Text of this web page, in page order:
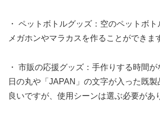
・ ペットボトルグッズ：空のペットボト
メガホンやマラカスを作ることができま
・ 市販の応援グッズ：手作りする時間が
日の丸や「JAPAN」の文字が入った既製
良いですが、使用シーンは選ぶ必要があ